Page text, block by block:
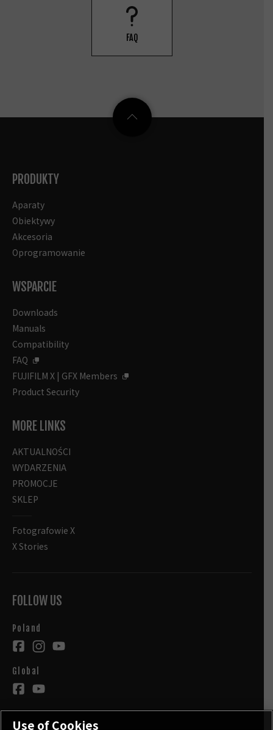
FAQ
PRODUKTY
Aparaty
Obiektywy
Akcesoria
Oprogramowanie
WSPARCIE
Downloads
Manuals
Compatibility
FAQ
FUJIFILM X | GFX Members
Product Security
MORE LINKS
AKTUALNOŚCI
WYDARZENIA
PROMOCJE
SKLEP
Fotografowie X
X Stories
FOLLOW US
Poland
Global
Use of Cookies